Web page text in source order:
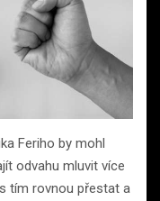
Feriho by mohl
odvahu mluvit více
tím rovnou přestat a